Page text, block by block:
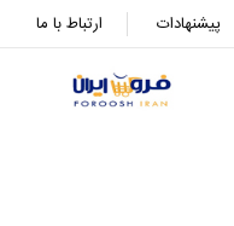
ارتباط با ما پیشنهادات